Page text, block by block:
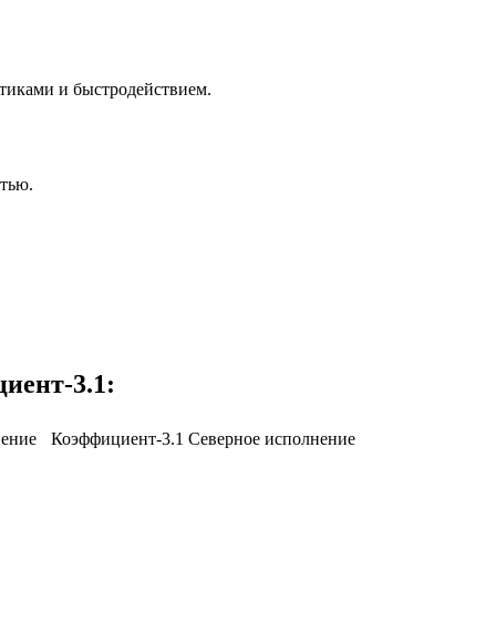
и быстродействием.
3.1:
Коэффициент-3.1 Северное исполнение